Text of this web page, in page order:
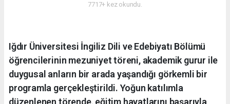
7717+ kez okundu.
Iğdır Üniversitesi İngiliz Dili ve Edebiyatı Bölümü
öğrencilerinin mezuniyet töreni, akademik gurur ile
duygusal anların bir arada yaşandığı görkemli bir
programla gerçekleştirildi. Yoğun katılımla
düzenlenen törende, eğitim hayatlarını başarıyla